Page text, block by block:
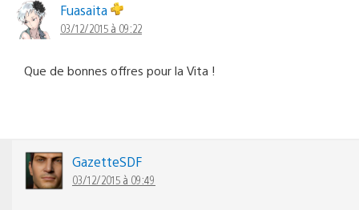
Fuasaita
03/12/2015 à 09:22
Que de bonnes offres pour la Vita !
GazetteSDF
03/12/2015 à 09:49